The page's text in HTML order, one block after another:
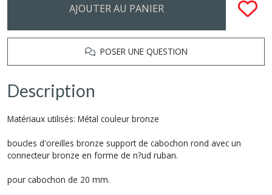
AJOUTER AU PANIER
POSER UNE QUESTION
Description
Matériaux utilisés: Métal couleur bronze
boucles d'oreilles bronze support de cabochon rond avec un
connecteur bronze en forme de n?ud ruban.
pour cabochon de 20 mm.